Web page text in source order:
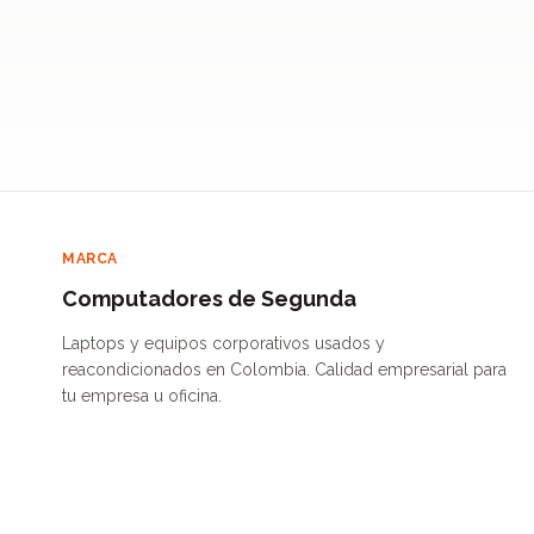
MARCA
Computadores de Segunda
Laptops y equipos corporativos usados y
reacondicionados en Colombia. Calidad empresarial para
tu empresa u oficina.